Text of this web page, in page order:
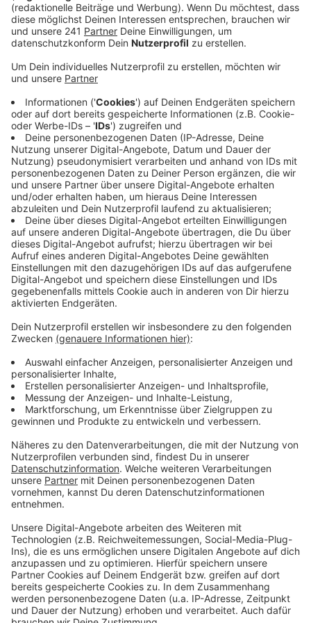
Bislang galten hier noch 16 verschiedene
Preisstufen.
Veröffentlicht:Montag, 01.06.2026 06:44
Daraus werden in Zukunft drei, noch sind es vier. Es
bleibt erstmal die Kurzstrecke. Außerdem gibt es dann
eine Preisstufe für eine Stadt, also für Köln, Bonn oder
Aachen, eine für Stadt plus Umland und eine für das
gesamte Rheinlandnetz. Das alles bewirkt, dass
einzelne Strecken etwas teurer werden als bisher,
andere etwas günstiger. Insgesamt steigen die Preise
mit dem Rheinlandtarif in diesem Jahr um 4,4 Prozent.
Anzeige
In zwei Jahren soll auch die Kurzstrecke bei uns noch
wegfallen. Bleiben wird der sehr erfolgreiche
Luftlinien-Tarif EEZY.NRW. Der misst per App die
zurückgelegte Strecke und bietet automatisch den
günstigsten Preis. Was auch bleibt, ist das 24-
Stunden-Ticket, für eine oder für fünf Personen. Wer
die noch drei Jahre lang umtauschen.
Anzeige
Anzeige